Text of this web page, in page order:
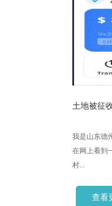
土地被征
我是山东德
在网上看到
村...
查看